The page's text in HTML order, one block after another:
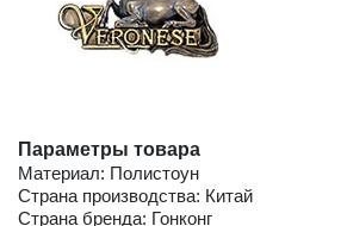
Параметры товара
Материал: Полистоун
Страна производства: Китай
Страна бренда: Гонконг